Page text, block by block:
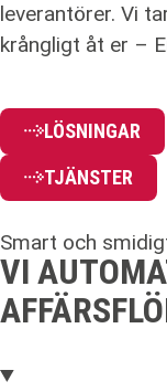
leverantörer. Vi
krångligt åt er –
LÖSNINGAR
TJÄNSTER
Smart och
VI